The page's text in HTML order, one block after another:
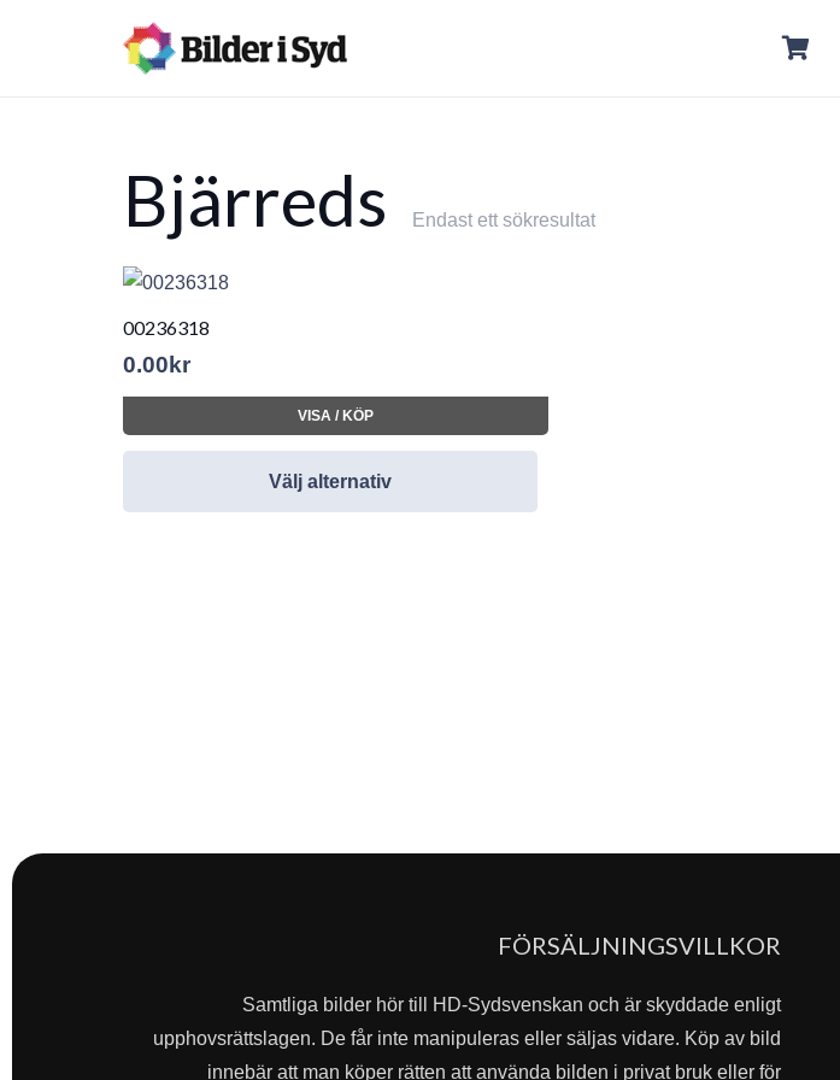
Bjärreds Endast ett sökresultat
00236318
0.00 kr
VISA / KÖP
Välj alternativ
FÖRSÄLJNINGSVILLKOR
Samtliga bilder hör till HD-Sydsvenskan och är skyddade enligt
upphovsrättslagen. De får inte manipuleras eller säljas vidare. Köp av bild
innebär att man köper rätten att använda bilden i privat bruk eller för